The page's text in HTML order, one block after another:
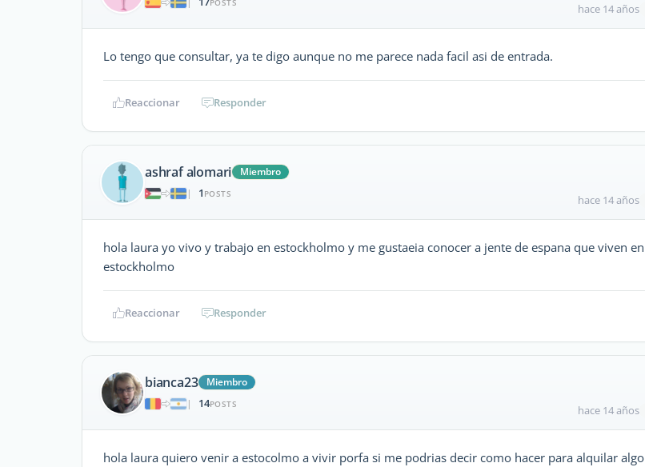
POSTS hace 14 años
Lo tengo que consultar, ya te digo aunque no me parece nada facil asi de entrada.
Reaccionar Responder
ashraf alomari
Miembro
|
1 POSTS hace 14 años
hola laura yo vivo y trabajo en estockholmo y me gustaeia conocer a jente de espana que viven en
estockholmo
Reaccionar Responder
bianca23
Miembro
|
14POSTS hace 14 años
hola laura quiero venir a estocolmo a vivir porfa si me podrias decir como hacer para alquilar algo